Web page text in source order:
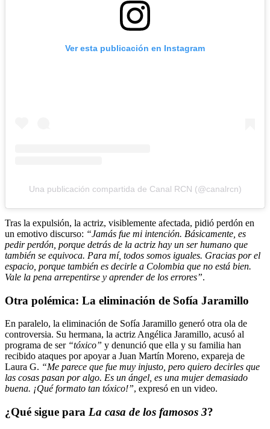
Ver esta publicación en Instagram
Una publicación compartida de Canal RCN (@canalrcn)
Tras la expulsión, la actriz, visiblemente afectada, pidió perdón en
un emotivo discurso: “Jamás fue mi intención. Básicamente, es
pedir perdón, porque detrás de la actriz hay un ser humano que
también se equivoca. Para mí, todos somos iguales. Gracias por el
espacio, porque también es decirle a Colombia que no está bien.
Vale la pena arrepentirse y aprender de los errores”.
Otra polémica: La eliminación de Sofía Jaramillo
En paralelo, la eliminación de Sofía Jaramillo generó otra ola de
controversia. Su hermana, la actriz Angélica Jaramillo, acusó al
programa de ser “tóxico” y denunció que ella y su familia han
recibido ataques por apoyar a Juan Martín Moreno, expareja de
Laura G. “Me parece que fue muy injusto, pero quiero decirles que
las cosas pasan por algo. Es un ángel, es una mujer demasiado
buena. ¡Qué formato tan tóxico!”, expresó en un video.
¿Qué sigue para La casa de los famosos 3?